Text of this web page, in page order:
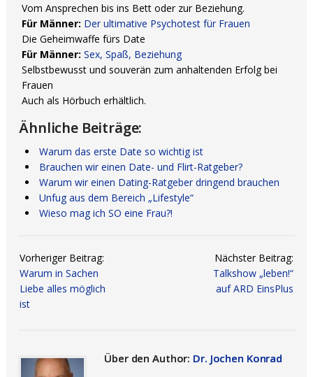
Vom Ansprechen bis ins Bett oder zur Beziehung.
Für Männer: Der ultimative Psychotest für Frauen
Die Geheimwaffe fürs Date
Für Männer: Sex, Spaß, Beziehung
Selbstbewusst und souverän zum anhaltenden Erfolg bei
Frauen
Auch als Hörbuch erhältlich.
Ähnliche Beiträge:
Warum das erste Date so wichtig ist
Brauchen wir einen Date- und Flirt-Ratgeber?
Warum wir einen Dating-Ratgeber dringend brauchen
Unfug aus dem Bereich „Lifestyle“
Wieso mag ich SO eine Frau?!
Vorheriger Beitrag:
Warum in Sachen
Liebe alles möglich
ist
Nächster Beitrag:
Talkshow „leben!“
auf ARD EinsPlus
Über den Author: Dr. Jochen Konrad